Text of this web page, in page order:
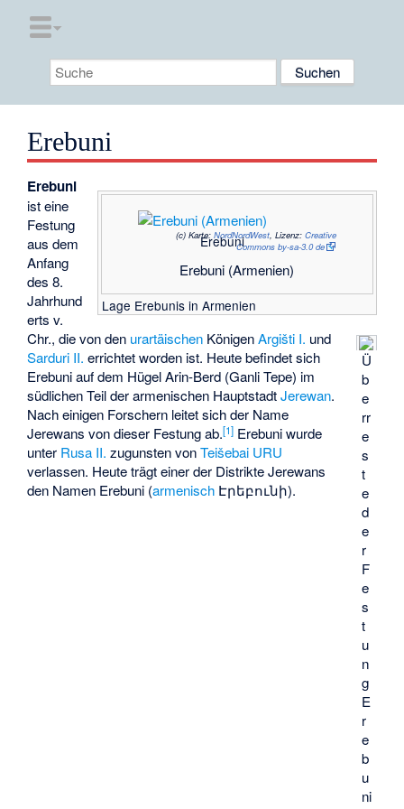
Erebuni
(c) Karte: NordNordWest, Lizenz: Creative
Commons by-sa-3.0 de
Erebuni (Armenien)
Erebuni
Lage Erebunis in Armenien
Ü
b
e
rr
e
s
t
e
d
e
r
F
e
s
t
u
n
g
E
r
e
b
u
ni
Erebuni
ist eine
Festung
aus dem
Anfang
des 8.
Jahrhund
erts v.
Chr., die von den urartäischen KönigenArgišti I. und
Sarduri II. errichtet worden ist. Heute befindet sich
Erebuni auf dem HügelArin-Berd (Ganli Tepe) im
südlichen Teil der armenischen HauptstadtJerewan.
Nach einigen Forschern leitet sich der Name
Jerewans von dieser Festung ab.[1] Erebuni wurde
unter Rusa II. zugunsten vonTeišebai URU
verlassen. Heute trägt einer der Distrikte Jerewans
den Namen Erebuni (armenisch Էրեբունի).